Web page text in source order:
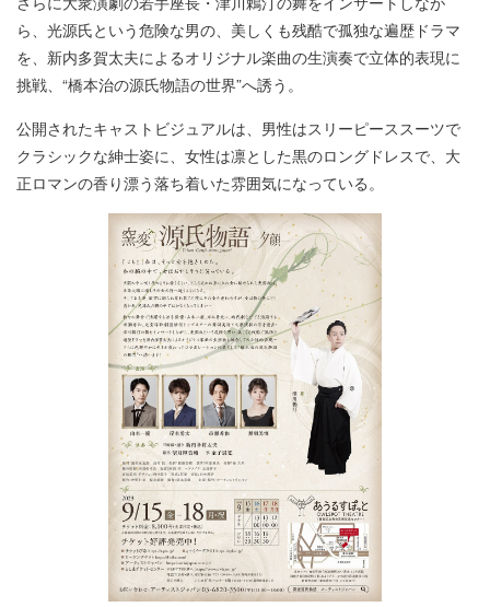
ら、光源氏という危険な男の、美しくも残酷で孤独な遍歴ドラマ
を、新内多賀太夫によるオリジナル楽曲の生演奏で立体的表現に
挑戦、“橋本治の源氏物語の世界”へ誘う。
公開されたキャストビジュアルは、男性はスリーピーススーツで
クラシックな紳士姿に、女性は凛とした黒のロングドレスで、大
正ロマンの香り漂う落ち着いた雰囲気になっている。